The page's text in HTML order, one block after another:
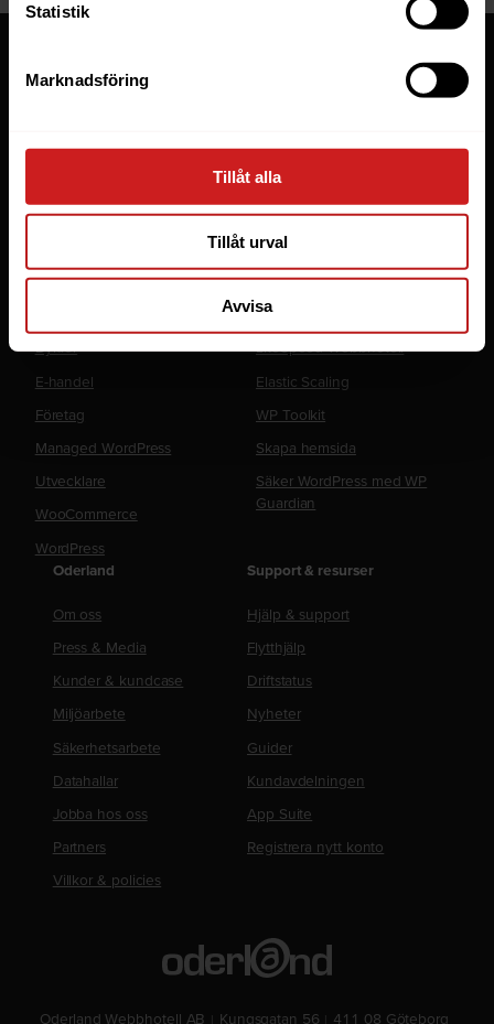
Statistik
Marknadsföring
Tillåt alla
Tillåt urval
Avvisa
Cloud
Fler tjänster
Byråer
E-handel
Företag
Managed WordPress
Utvecklare
WooCommerce
WordPress
LiteSpeed Webbhotell
Elastic Scaling
WP Toolkit
Skapa hemsida
Säker WordPress med WP
Guardian
Oderland
Om oss
Press & Media
Kunder & kundcase
Miljöarbete
Säkerhetsarbete
Datahallar
Jobba hos oss
Partners
Villkor & policies
Support & resurser
Hjälp & support
Flytthjälp
Driftstatus
Nyheter
Guider
Kundavdelningen
App Suite
Registrera nytt konto
Oderland Webbhotell AB Kungsgatan 56 411 08 Göteborg